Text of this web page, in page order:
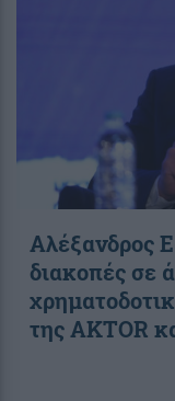
Αλέξανδρος
διακοπές σε
της AKTOR